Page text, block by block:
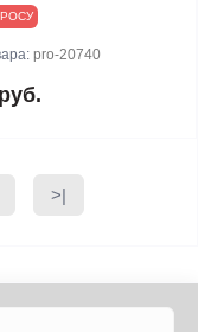
pro-20740
>|